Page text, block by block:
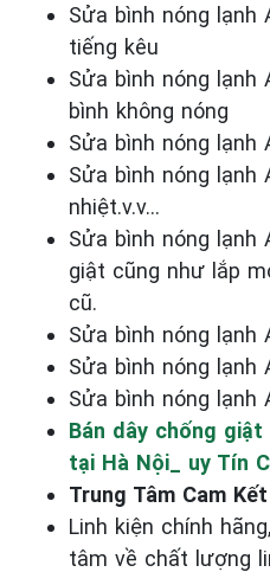
Sửa bình nóng lạnh
tiếng kêu
Sửa bình nóng lạnh
bình không nóng
Sửa bình nóng lạnh
Sửa bình nóng lạnh
nhiệt.v.v…
Sửa bình nóng lạnh
giật cũng như lắp
cũ.
Sửa bình nóng lạnh
Sửa bình nóng lạnh
Sửa bình nóng lạnh
Bán dây chống
tại Hà Nội_ uy Tín
Trung Tâm Cam
Linh kiện chính
tâm về chất lượng